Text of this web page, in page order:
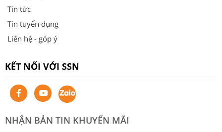
Tin tức
Tin tuyển dụng
Liên hệ - góp ý
KẾT NỐI VỚI SSN
NHẬN BẢN TIN KHUYẾN MÃI